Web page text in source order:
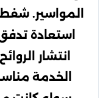
المواسير.
استعادة
انتشار
الخدمة